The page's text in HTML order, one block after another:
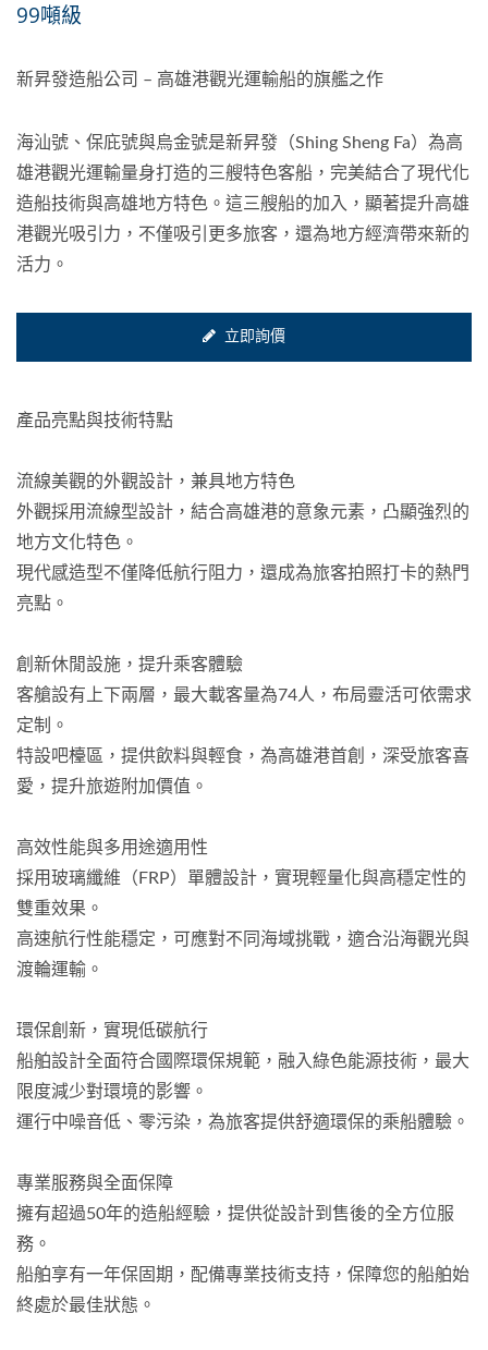
99噸級
新昇發造船公司 – 高雄港觀光運輸船的旗艦之作
海汕號、保庇號與烏金號是新昇發（Shing Sheng Fa）為高
雄港觀光運輸量身打造的三艘特色客船，完美結合了現代化
造船技術與高雄地方特色。這三艘船的加入，顯著提升高雄
港觀光吸引力，不僅吸引更多旅客，還為地方經濟帶來新的
活力。
立即詢價
產品亮點與技術特點
流線美觀的外觀設計，兼具地方特色
外觀採用流線型設計，結合高雄港的意象元素，凸顯強烈的
地方文化特色。
現代感造型不僅降低航行阻力，還成為旅客拍照打卡的熱門
亮點。
創新休閒設施，提升乘客體驗
客艙設有上下兩層，最大載客量為74人，布局靈活可依需求
定制。
特設吧檯區，提供飲料與輕食，為高雄港首創，深受旅客喜
愛，提升旅遊附加價值。
高效性能與多用途適用性
採用玻璃纖維（FRP）單體設計，實現輕量化與高穩定性的
雙重效果。
高速航行性能穩定，可應對不同海域挑戰，適合沿海觀光與
渡輪運輸。
環保創新，實現低碳航行
船舶設計全面符合國際環保規範，融入綠色能源技術，最大
限度減少對環境的影響。
運行中噪音低、零污染，為旅客提供舒適環保的乘船體驗。
專業服務與全面保障
擁有超過50年的造船經驗，提供從設計到售後的全方位服
務。
船舶享有一年保固期，配備專業技術支持，保障您的船舶始
終處於最佳狀態。